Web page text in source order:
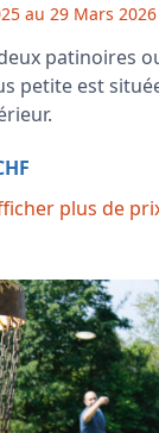
au 29 Mars 2026
patinoires
petite est
plus de